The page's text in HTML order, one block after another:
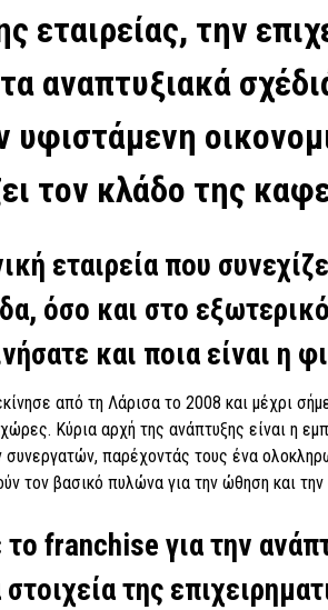
εταιρείας, την
αναπτυξιακά
υφιστάμενη
τον κλάδο της
εταιρεία που
όσο και στο
και ποια είναι η
από τη Λάρισα το 2008 και μέχρι
Κύρια αρχή της ανάπτυξης είναι η
συνεργατών, παρέχοντάς τους ένα
τον βασικό πυλώνα για την ώθηση και την
το franchise για την
της